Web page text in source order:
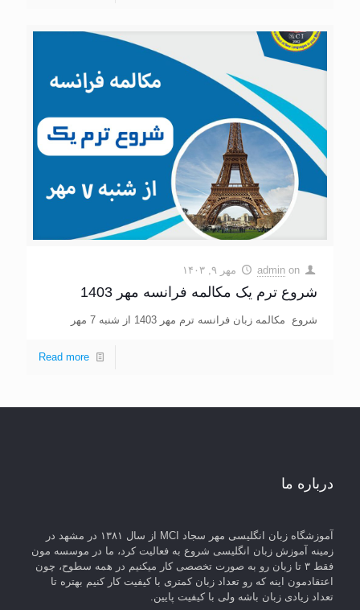
admin on مهر ۹, ۱۴۰۳
شروع ترم یک مکالمه فرانسه مهر 1403
شروع مکالمه زبان فرانسه ترم مهر 1403 از شنبه 7 مهر
Read more
درباره ما
آموزشگاه زبان انگلیسی مهر سجاد MCI از سال ۱۳۸۱ در مشهد در
زمینه آموزش زبان انگلیسی شروع به فعالیت کرد، ما در موسسه مون
فقط ۳ تا زبان رو به صورت تخصصی کار میکنیم در همه سطوح، چون
اعتقادمون اینه که رو تعداد زبان کمتری با کیفیت کار کنیم بهتره تا
تعداد زیادی زبان باشه ولی با کیفیت پایین.